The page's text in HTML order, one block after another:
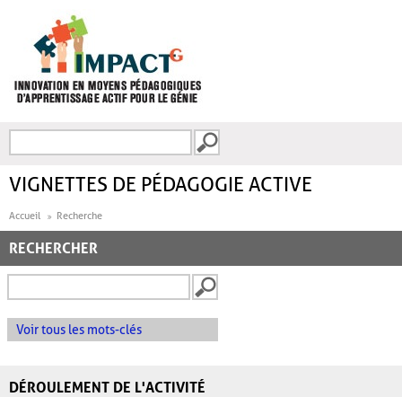
FORMULAIRE DE
VIGNETTES DE PÉDAGOGIE ACTIVE
Accueil Recherche
RECHERCHER
Voir tous les mots-clés
DÉROULEMENT DE L'ACTIVITÉ